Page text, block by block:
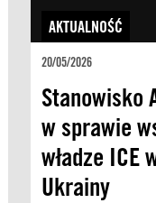
AKTUALNOŚĆ
20/05/2026
Stanowisko
w sprawie
władze ICE
Ukrainy